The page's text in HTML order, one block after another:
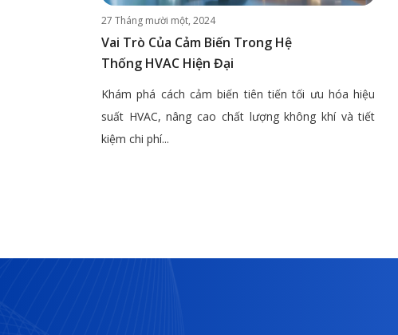
27 Tháng mười một, 2024
Vai Trò Của Cảm Biến Trong Hệ
Thống HVAC Hiện Đại
Khám phá cách cảm biến tiên tiến tối ưu hóa hiệu
suất HVAC, nâng cao chất lượng không khí và tiết
kiệm chi phí...